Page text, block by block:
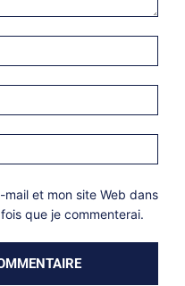
:*
et mon site Web dans
que je commenterai.